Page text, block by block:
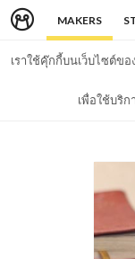
MAKERS
เราใช้คุ๊กกี้บนเว็บไซต์ข
เพื่อใช้บริก